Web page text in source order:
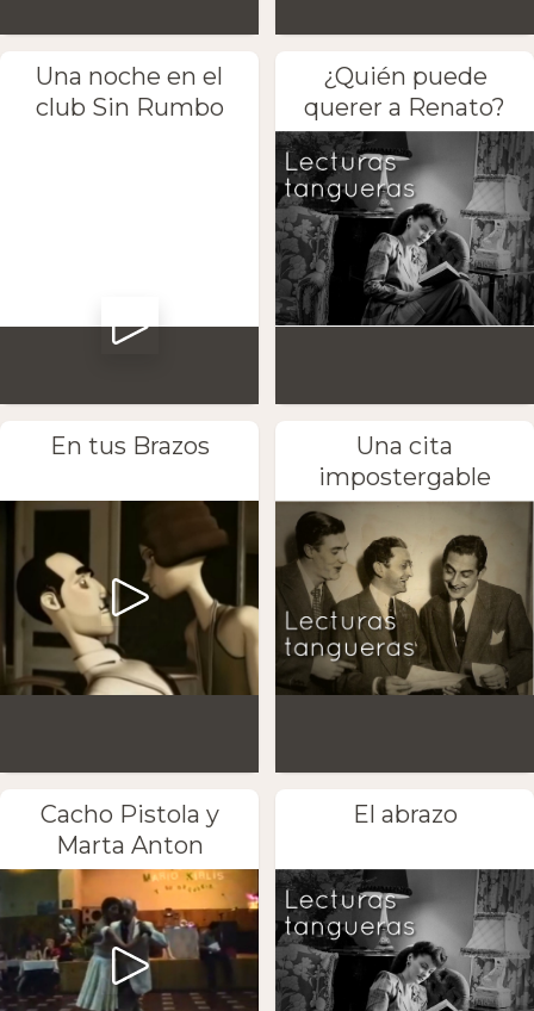
Una noche en el
club Sin Rumbo
¿Quién puede
querer a Renato?
En tus Brazos
Una cita
impostergable
Cacho Pistola y
Marta Anton
El abrazo